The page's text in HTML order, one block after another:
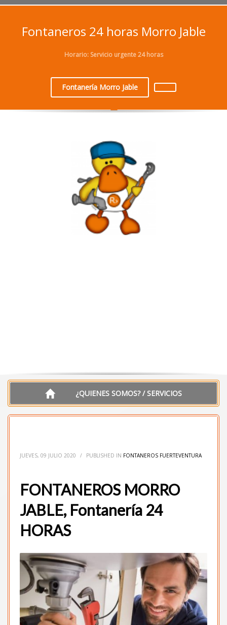
Fontaneros 24 horas Morro Jable
Horario: Servicio urgente 24 horas
Fontanería Morro Jable
¿QUIENES SOMOS? / SERVICIOS
JUEVES, 09 JULIO 2020 / PUBLISHED IN FONTANEROS FUERTEVENTURA
FONTANEROS MORRO
JABLE, Fontanería 24
HORAS